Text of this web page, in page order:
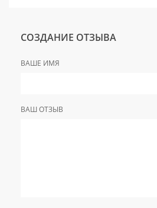
СОЗДАНИЕ ОТЗЫВА
ВАШЕ ИМЯ
ВАШ ОТЗЫВ